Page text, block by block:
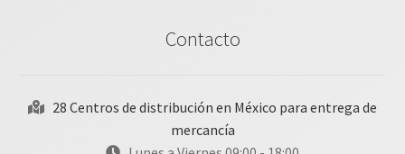
Contacto
28 Centros de distribución en México para entrega de
mercancía